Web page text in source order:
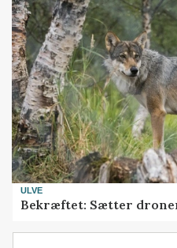
ULVE
Bekræftet: Sætter